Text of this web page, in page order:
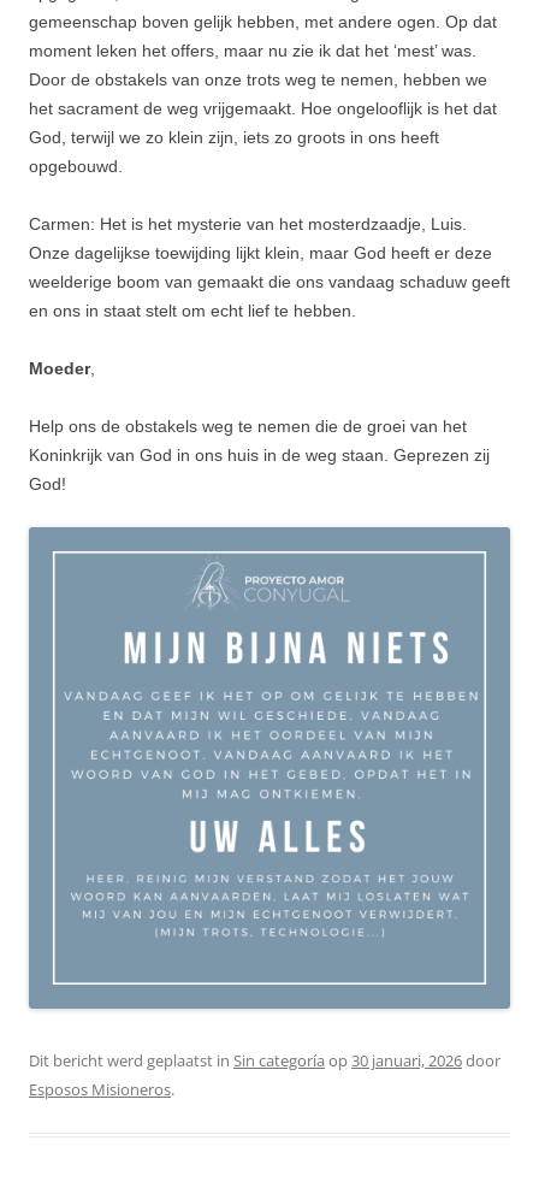
gemeenschap boven gelijk hebben, met andere ogen. Op dat
moment leken het offers, maar nu zie ik dat het ‘mest’ was.
Door de obstakels van onze trots weg te nemen, hebben we
het sacrament de weg vrijgemaakt. Hoe ongelooflijk is het dat
God, terwijl we zo klein zijn, iets zo groots in ons heeft
opgebouwd.
Carmen: Het is het mysterie van het mosterdzaadje, Luis.
Onze dagelijkse toewijding lijkt klein, maar God heeft er deze
weelderige boom van gemaakt die ons vandaag schaduw geeft
en ons in staat stelt om echt lief te hebben.
Moeder,
Help ons de obstakels weg te nemen die de groei van het
Koninkrijk van God in ons huis in de weg staan. Geprezen zij
God!
Dit bericht werd geplaatst in Sin categoría op30 januari, 2026door
Esposos Misioneros.